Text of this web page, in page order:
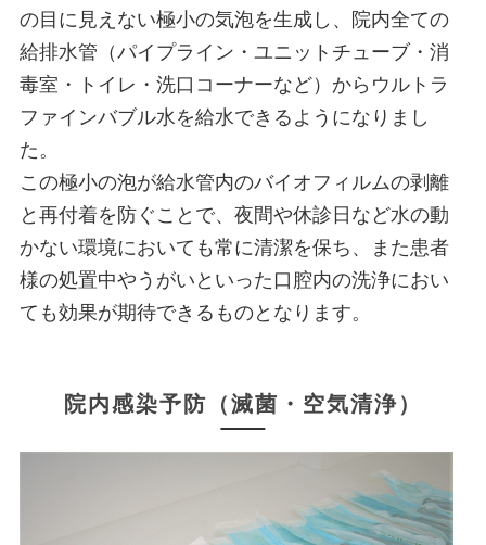
の目に見えない極小の気泡を生成し、院内全ての
給排水管（パイプライン・ユニットチューブ・消
毒室・トイレ・洗口コーナーなど）からウルトラ
ファインバブル水を給水できるようになりまし
た。
この極小の泡が給水管内のバイオフィルムの剥離
と再付着を防ぐことで、夜間や休診日など水の動
かない環境においても常に清潔を保ち、また患者
様の処置中やうがいといった口腔内の洗浄におい
ても効果が期待できるものとなります。
院内感染予防（滅菌・空気清浄）